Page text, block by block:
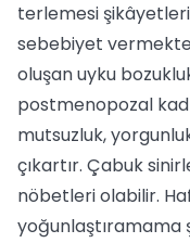
terlemesi
sebebiyet
oluşan uyku
postmenopozal
mutsuzluk,
çıkartır. Çabuk
nöbetleri olabilir.
yoğunlaştıramama